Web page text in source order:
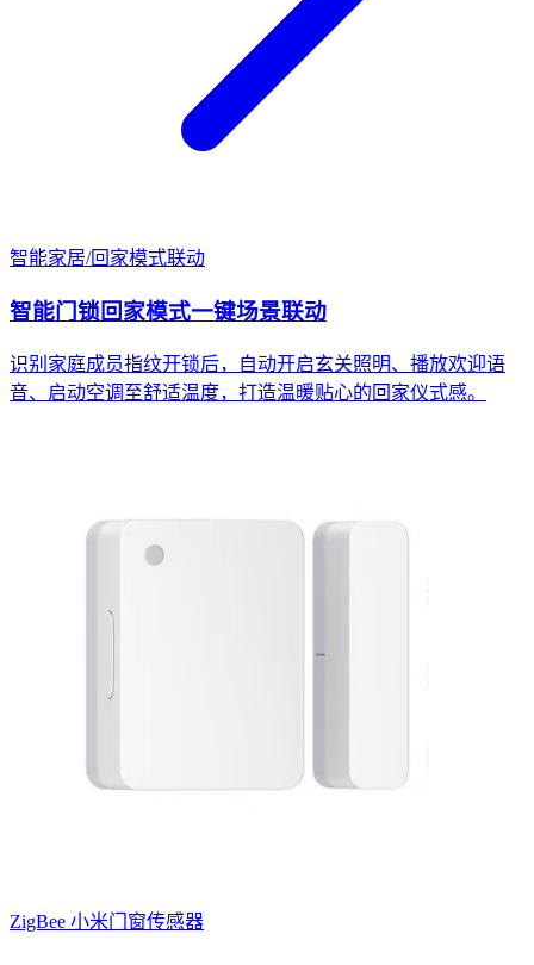
智能家居/回家模式联动
智能门锁回家模式一键场景联动
识别家庭成员指纹开锁后，自动开启玄关照明、播放欢迎语
音、启动空调至舒适温度，打造温暖贴心的回家仪式感。
ZigBee 小米门窗传感器